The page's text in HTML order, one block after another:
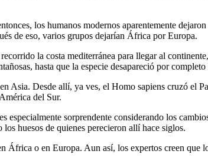
los humanos modernos aparentemente
de eso, varios grupos dejarían África por Europa.
la costa mediterránea para llegar al
hasta que la especie desapareció por
Asia. Desde allí, ya ves, el Homo sapiens cruzó el
del Sur.
sorprendente considerando los
huesos de quienes perecieron allí hace siglos.
África o en Europa. Aun así, los expertos creen que